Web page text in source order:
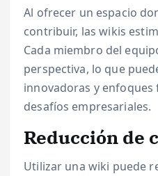
Al ofrecer un espacio
contribuir, las wikis
Cada miembro del
perspectiva, lo que
innovadoras y enfoques
desafíos empresariales.
Reducción de
Utilizar una wiki puede